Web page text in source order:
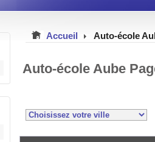
Accueil Auto-école
Auto-école Aube